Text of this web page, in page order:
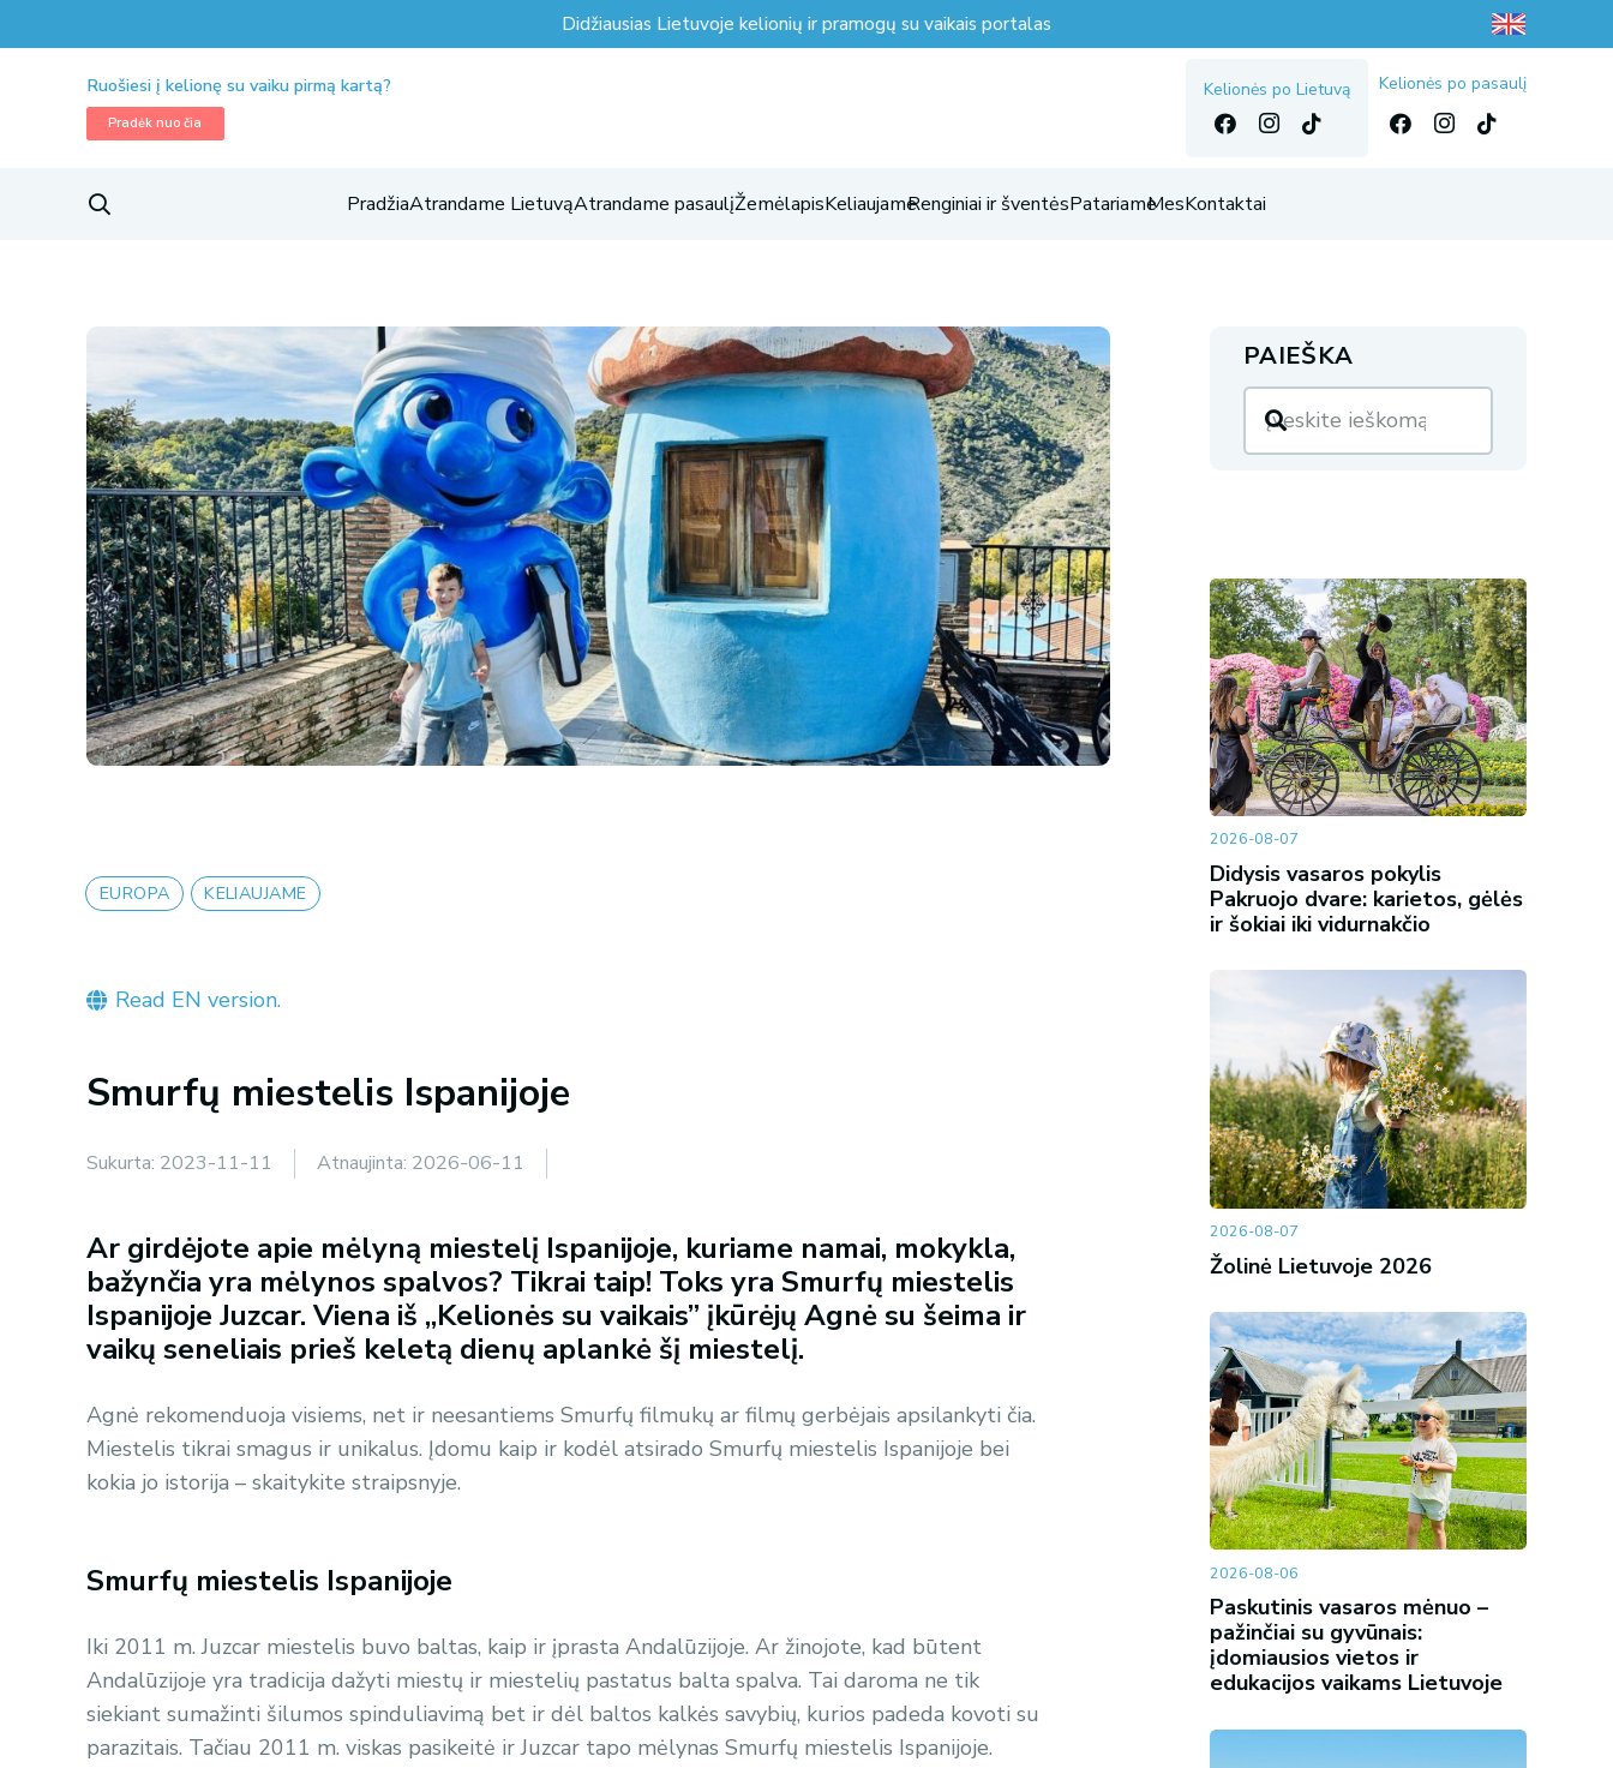
Didžiausias Lietuvoje kelionių ir pramogų su vaikais portalas
Ruošiesi į kelionę su vaiku pirmą kartą?
Pradėk nuo čia
Kelionės po Lietuvą Kelionės po pasaulį
PradžiaAtrandame LietuvąAtrandame pasaulįŽemėlapisKeliaujameRenginiai ir šventėsPatariameMesKontaktai
EUROPA KELIAUJAME
Read EN version.
Smurfų miestelis Ispanijoje
Sukurta: 2023-11-11 Atnaujinta: 2026-06-11
Ar girdėjote apie mėlyną miestelį Ispanijoje, kuriame namai, mokykla,
bažynčia yra mėlynos spalvos? Tikrai taip! Toks yra Smurfų miestelis
Ispanijoje Juzcar. Viena iš „Kelionės su vaikais” įkūrėjų Agnė su šeima ir
vaikų seneliais prieš keletą dienų aplankė šį miestelį.
Agnė rekomenduoja visiems, net ir neesantiems Smurfų filmukų ar filmų gerbėjais apsilankyti čia.
Miestelis tikrai smagus ir unikalus. Įdomu kaip ir kodėl atsirado Smurfų miestelis Ispanijoje bei
kokia jo istorija – skaitykite straipsnyje.
Smurfų miestelis Ispanijoje
Iki 2011 m. Juzcar miestelis buvo baltas, kaip ir įprasta Andalūzijoje. Ar žinojote, kad būtent
Andalūzijoje yra tradicija dažyti miestų ir miestelių pastatus balta spalva. Tai daroma ne tik
siekiant sumažinti šilumos spinduliavimą bet ir dėl baltos kalkės savybių, kurios padeda kovoti su
parazitais. Tačiau 2011 m. viskas pasikeitė ir Juzcar tapo mėlynas Smurfų miestelis Ispanijoje.
PAIEŠKA
2026-08-07
Didysis vasaros pokylis
Pakruojo dvare: karietos, gėlės
ir šokiai iki vidurnakčio
2026-08-07
Žolinė Lietuvoje 2026
2026-08-06
Paskutinis vasaros mėnuo –
pažinčiai su gyvūnais:
įdomiausios vietos ir
edukacijos vaikams Lietuvoje